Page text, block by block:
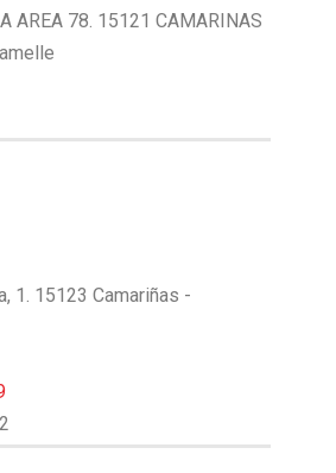
AREA 78. 15121 CAMARINAS
1. 15123 Camariñas -